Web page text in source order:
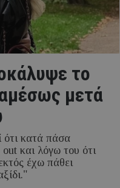
το
μετά
ότι κατά πάσα
και λόγω του ότι
έχω πάθει